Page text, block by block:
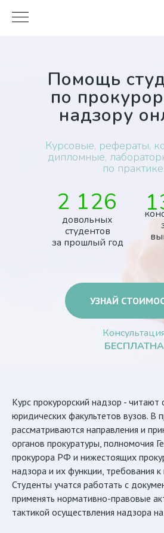
Помощь
по
надзору
Курсовые, рефераты,
дипломные,
по практике.
УЗНАЙ
2 126
довольных
студентов
за прошлый год
БЕСПЛАТНА
Курс прокурорский надзор - читают
юридических факультетов вузов. В
рассматриваются направления и
органов прокуратуры, полномочия
прокурора РФ и нижестоящих
надзора и их функции, требования
Студенты учатся работать с
применять нормативно-правовые
тактикой осуществления надзора